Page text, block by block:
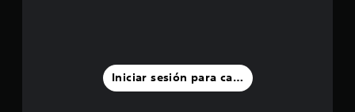
Iniciar sesión para calificar